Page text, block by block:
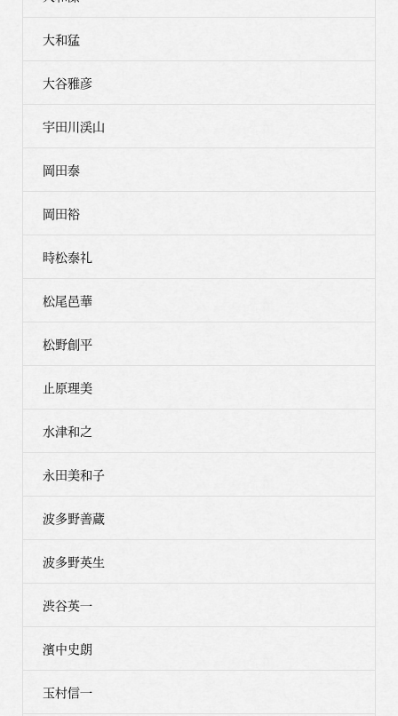
大和猛
大谷雅彦
宇田川渓山
岡田泰
岡田裕
時松泰礼
松尾邑華
松野創平
止原理美
水津和之
永田美和子
波多野善蔵
波多野英生
渋谷英一
濱中史朗
玉村信一